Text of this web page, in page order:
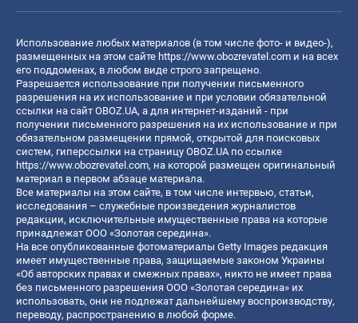
Использование любых материалов (в том числе фото- и видео-),
размещенных на этом сайте https://www.obozrevatel.com и на всех
его поддоменах, в любом виде строго запрещено.
Разрешается использование при получении письменного
разрешения на их использование и при условии обязательной
ссылки на сайт OBOZ.UA, а для интернет-изданий - при
получении письменного разрешения на их использование и при
обязательном размещении прямой, открытой для поисковых
систем, гиперссылки на страницу OBOZ.UA по ссылке
https://www.obozrevatel.com, на которой размещен оригинальный
материал в первом абзаце материала.
Все материалы на этом сайте, в том числе интервью, статьи,
исследования – служебные произведения журналистов
редакции, исключительные имущественные права на которые
принадлежат ООО «Золотая середина».
На все опубликованные фотоматериалы Getty Images редакция
имеет имущественные права, защищаемые законом Украины
«Об авторских правах и смежных правах», никто не имеет права
без письменного разрешения ООО «Золотая середина» их
использовать, они не подлежат дальнейшему воспроизводству,
переводу, распространению в любой форме.